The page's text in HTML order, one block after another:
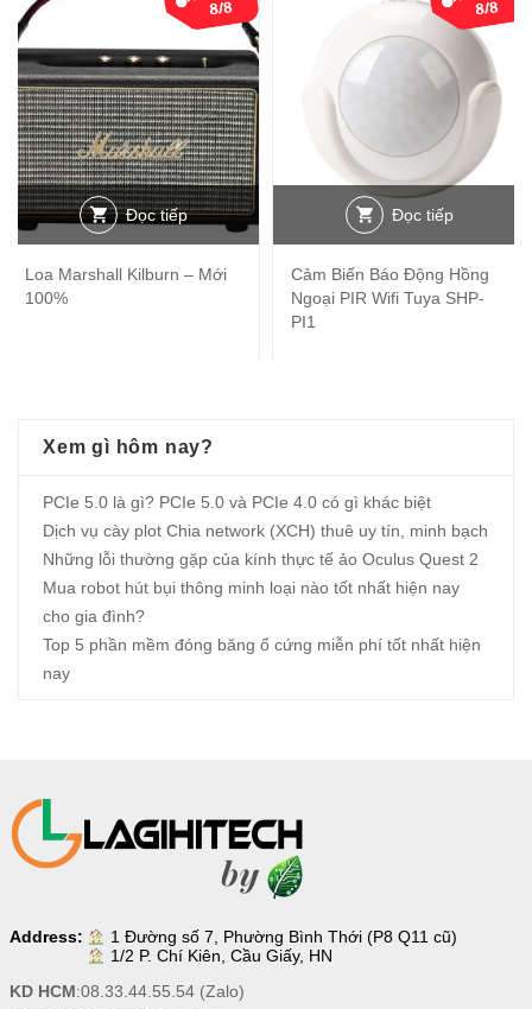
Đọc tiếp
Loa Marshall Kilburn – Mới
100%
Đọc tiếp
Cảm Biến Báo Động Hồng
Ngoại PIR Wifi Tuya SHP-
PI1
Xem gì hôm nay?
PCIe 5.0 là gì? PCIe 5.0 và PCIe 4.0 có gì khác biệt
Dịch vụ cày plot Chia network (XCH) thuê uy tín, minh bạch
Những lỗi thường gặp của kính thực tế ảo Oculus Quest 2
Mua robot hút bụi thông minh loại nào tốt nhất hiện nay
cho gia đình?
Top 5 phần mềm đóng băng ổ cứng miễn phí tốt nhất hiện
nay
Address:
1 Đường số 7, Phường Bình Thới (P8 Q11 cũ)
1/2 P. Chí Kiên, Cầu Giấy, HN
KD HCM:08.33.44.55.54(Zalo)